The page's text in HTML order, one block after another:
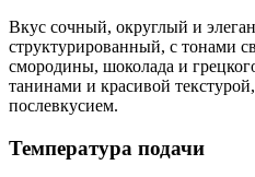
Вкус сочный, округлый и
структурированный, с тонами
смородины, шоколада и
танинами и красивой
послевкусием.
Температура подачи